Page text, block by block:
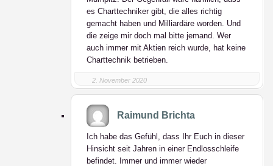
es Charttechniker gibt, die alles richtig
gemacht haben und Milliardäre worden. Und
die zeige mir doch mal bitte jemand. Wer
auch immer mit Aktien reich wurde, hat keine
Charttechnik betrieben.
2. November 2020
Raimund Brichta
Ich habe das Gefühl, dass Ihr Euch in dieser
Hinsicht seit Jahren in einer Endlosschleife
befindet. Immer und immer wieder